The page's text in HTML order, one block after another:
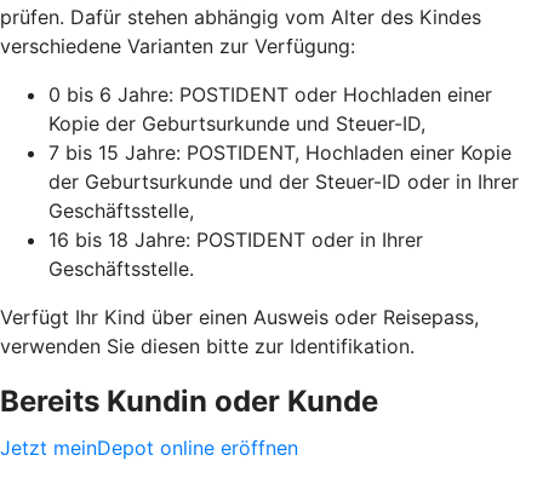
prüfen. Dafür stehen abhängig vom Alter des Kindes
verschiedene Varianten zur Verfügung:
0 bis 6 Jahre: POSTIDENT oder Hochladen einer
Kopie der Geburtsurkunde und Steuer-ID,
7 bis 15 Jahre: POSTIDENT, Hochladen einer Kopie
der Geburtsurkunde und der Steuer-ID oder in Ihrer
Geschäftsstelle,
16 bis 18 Jahre: POSTIDENT oder in Ihrer
Geschäftsstelle.
Verfügt Ihr Kind über einen Ausweis oder Reisepass,
verwenden Sie diesen bitte zur Identifikation.
Bereits Kundin oder Kunde
Jetzt meinDepot online eröffnen